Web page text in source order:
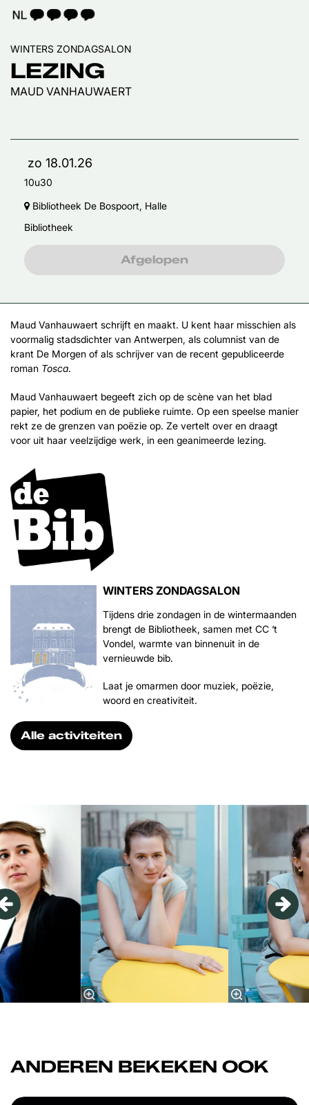
TAALICOON 4
LEZING
MAUD VANHAUWAERT
WINTERS ZONDAGSALON
zo 18.01.26
10u30
Bibliotheek De Bospoort, Halle
Bibliotheek
Afgelopen
Maud Vanhauwaert schrijft en maakt. U kent haar misschien als
voormalig stadsdichter van Antwerpen, als columnist van de
krant De Morgen of als schrijver van de recent gepubliceerde
roman Tosca.
Maud Vanhauwaert begeeft zich op de scène van het blad
papier, het podium en de publieke ruimte. Op een speelse manier
rekt ze de grenzen van poëzie op. Ze vertelt over en draagt
voor uit haar veelzijdige werk, in een geanimeerde lezing.
WINTERS ZONDAGSALON
Tijdens drie zondagen in de wintermaanden
brengt de Bibliotheek, samen met CC ‘t
Vondel, warmte van binnenuit in de
vernieuwde bib.
Laat je omarmen door muziek, poëzie,
woord en creativiteit.
Alle activiteiten
ANDEREN BEKEKEN OOK